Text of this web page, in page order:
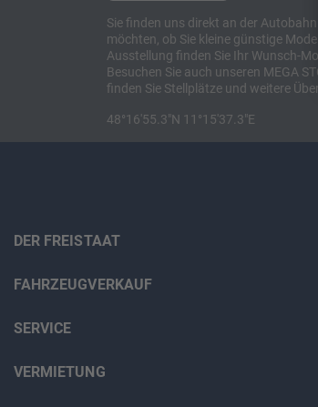
Sie finden uns direkt an der
möchten, ob Sie kleine günstige
Ausstellung finden Sie Ihr Wunsch-
Besuchen Sie auch unseren MEGA
finden Sie Stellplätze und weitere
48°16'55.3"N 11°15'37.3"E
DER FREISTAAT
FAHRZEUGVERKAUF
SERVICE
VERMIETUNG